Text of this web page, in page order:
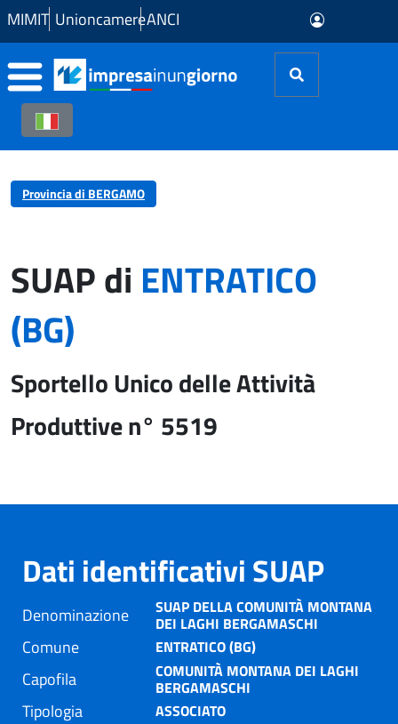
Skip to Main Content
MIMIT UnioncamereANCI
Provincia di BERGAMO
SUAP di ENTRATICO
(BG)
Sportello Unico delle Attività
Produttive n° 5519
Dati identificativi SUAP
Denominazione SUAP DELLA COMUNITÀ MONTANA
DEI LAGHI BERGAMASCHI
Comune ENTRATICO (BG)
Capofila COMUNITÀ MONTANA DEI LAGHI
BERGAMASCHI
Tipologia ASSOCIATO